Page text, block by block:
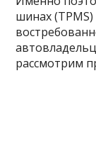
шинах (TPMS)
рассмотрим